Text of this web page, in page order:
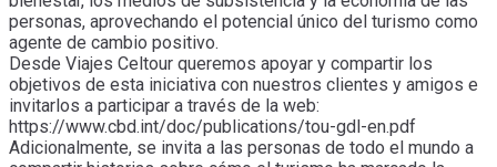
personas, aprovechando el potencial único del turismo como
agente de cambio positivo.
Desde Viajes Celtour queremos apoyar y compartir los
objetivos de esta iniciativa con nuestros clientes y amigos e
invitarlos a participar a través de la web:
https://www.cbd.int/doc/publications/tou-gdl-en.pdf
Adicionalmente, se invita a las personas de todo el mundo a